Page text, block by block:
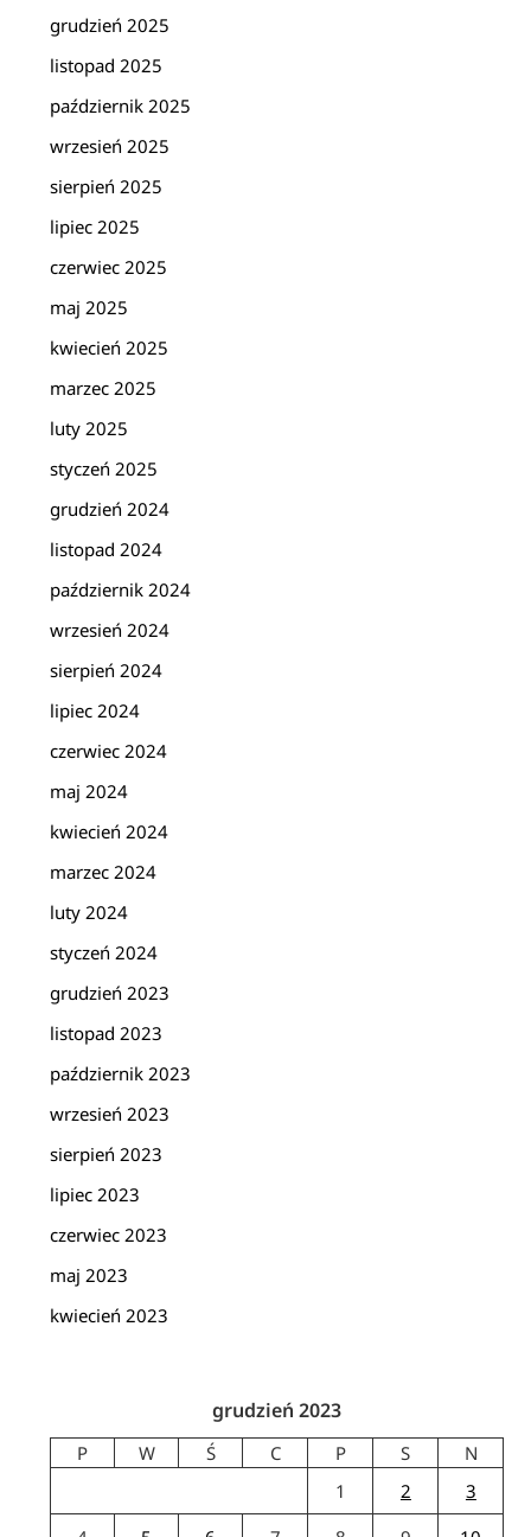
grudzień 2025
listopad 2025
październik 2025
wrzesień 2025
sierpień 2025
lipiec 2025
czerwiec 2025
maj 2025
kwiecień 2025
marzec 2025
luty 2025
styczeń 2025
grudzień 2024
listopad 2024
październik 2024
wrzesień 2024
sierpień 2024
lipiec 2024
czerwiec 2024
maj 2024
kwiecień 2024
marzec 2024
luty 2024
styczeń 2024
grudzień 2023
listopad 2023
październik 2023
wrzesień 2023
sierpień 2023
lipiec 2023
czerwiec 2023
maj 2023
kwiecień 2023
grudzień 2023
P W Ś C P S
N
1
2
3